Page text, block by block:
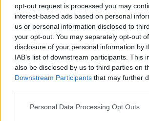
opt-out request is processed you may
interest-based ads based on personal
us or personal information disclosed to
your opt-out. You may separately opt-out
disclosure of your personal information by
IAB’s list of downstream participants. This
also be disclosed by us to third parties on
Downstream Participants that may further
Personal Data Processing Opt Outs